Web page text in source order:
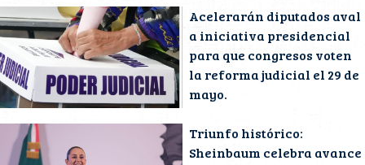
Acelerarán diputados aval
a iniciativa presidencial
para que congresos voten
la reforma judicial el 29 de
mayo.
Triunfo histórico:
Sheinbaum celebra avance